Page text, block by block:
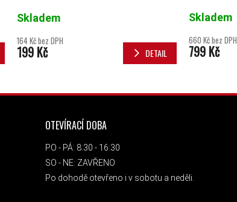
Skladem
164 Kč bez DPH
199 Kč DETAIL
Skladem
660 Kč bez DPH
799 Kč
OTEVÍRACÍ DOBA
PO - PÁ: 8:30 - 16:30
SO - NE: ZAVŘENO
Po dohodě otevřeno i v sobotu a neděli.